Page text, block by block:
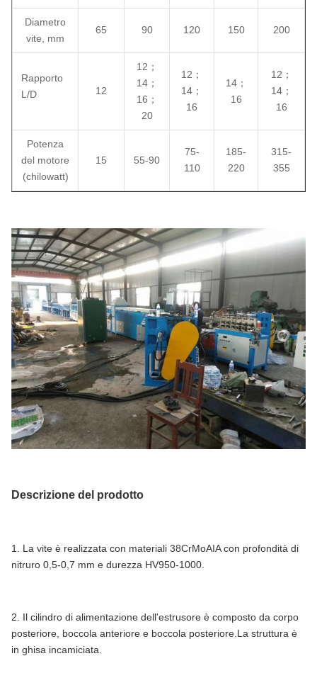
Diametro
vite, mm
65 90 120 150 200
Rapporto
L/D
12
12；
14；
16；
20
12；
14；
16
14；
16
12；
14；
16
Potenza
del motore
(chilowatt)
15 55-90
75-
110
185-
220
315-
355
Descrizione del prodotto
1. La vite è realizzata con materiali 38CrMoAIA con profondità di
nitruro 0,5-0,7 mm e durezza HV950-1000.
2. Il cilindro di alimentazione dell'estrusore è composto da corpo
posteriore, boccola anteriore e boccola posteriore.La struttura è
in ghisa incamiciata.